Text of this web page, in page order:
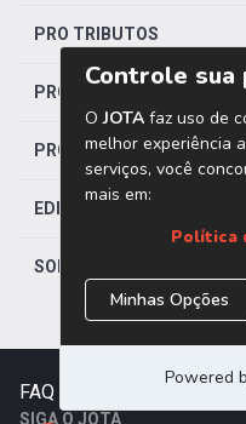
PRO TRIBUTOS
PRO TRABALHISTA
PRO SAÚDE
EDITORIAS
SOBRE O JOTA
FAQ
SIGA O JOTA